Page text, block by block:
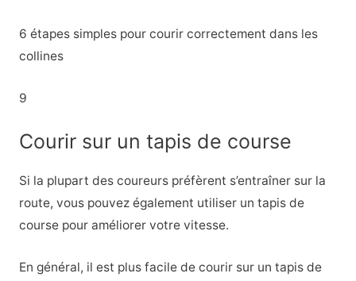
6 étapes simples pour courir correctement dans les
collines
9
Courir sur un tapis de course
Si la plupart des coureurs préfèrent s’entraîner sur la
route, vous pouvez également utiliser un tapis de
course pour améliorer votre vitesse.
En général, il est plus facile de courir sur un tapis de